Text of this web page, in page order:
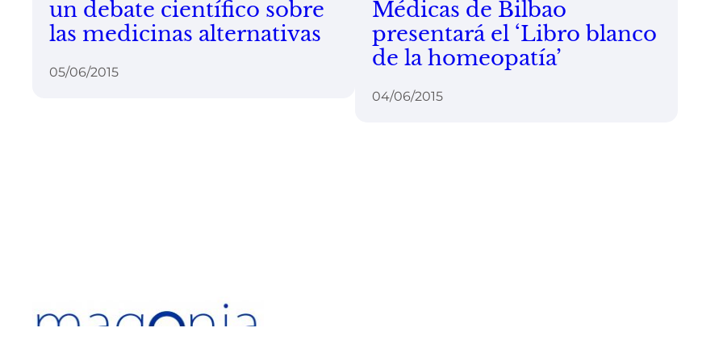
un debate científico sobre
las medicinas alternativas
05/06/2015
Médicas de Bilbao
presentará el ‘Libro blanco
de la homeopatía’
04/06/2015